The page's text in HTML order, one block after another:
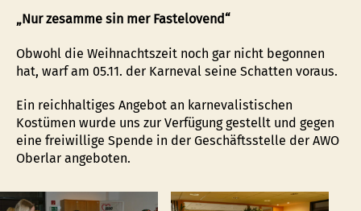
„Nur zesamme sin mer Fastelovend“
Obwohl die Weihnachtszeit noch gar nicht begonnen
hat, warf am 05.11. der Karneval seine Schatten voraus.
Ein reichhaltiges Angebot an karnevalistischen
Kostümen wurde uns zur Verfügung gestellt und gegen
eine freiwillige Spende in der Geschäftsstelle der AWO
Oberlar angeboten.